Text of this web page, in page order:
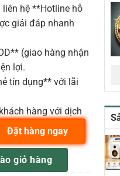
hệ **Hotline hỗ
giải đáp nhanh
(giao hàng nhận
lợi.
tín dụng** với lãi
hàng với dịch
Cho Máy Ảnh số lượng
giỏ hàng
Đặt hàng ngay